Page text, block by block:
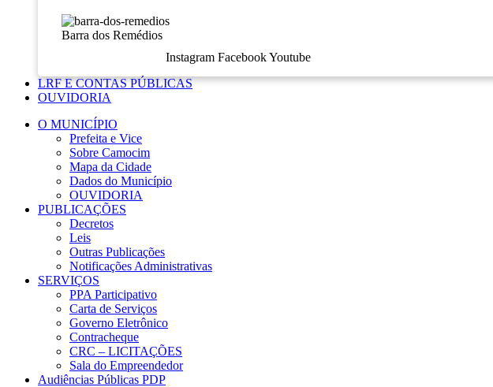
Barra dos Remédios
Instagram FacebookYoutube
LRF E CONTAS PÚBLICAS
OUVIDORIA
O MUNICÍPIO
Prefeita e Vice
Sobre Camocim
Mapa da Cidade
Dados do Município
OUVIDORIA
PUBLICAÇÕES
Decretos
Leis
Outras Publicações
Notificações Administrativas
SERVIÇOS
PPA Participativo
Carta de Serviços
Governo Eletrônico
Contracheque
CRC – LICITAÇÕES
Sala do Empreendedor
Audiências Públicas PDP